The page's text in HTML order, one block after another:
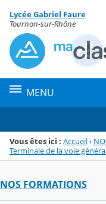
Menu de la rubrique
Contenu
Lycée Gabriel Faure
Tournon-sur-Rhône
MENU
Vous êtes ici : Accueil›
Terminale de la voie
NOS FORMATIONS